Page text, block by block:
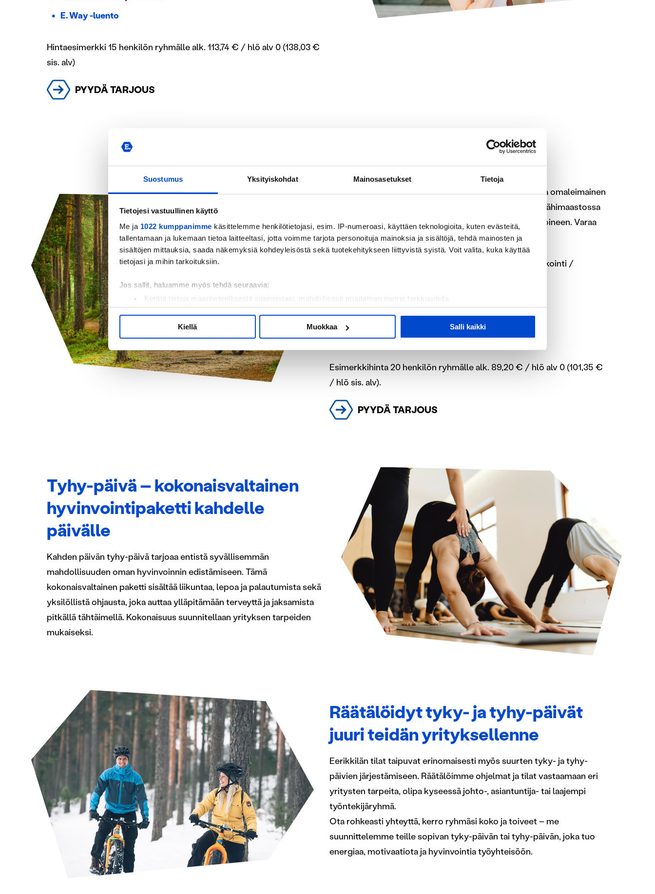
Suostumus Yksityiskohdat Mainosasetukset Tietoja
Tietojesi vastuullinen käyttö
Me ja 1022 kumppanimme käsittelemme henkilötietojasi, esim. IP-numeroasi, käyttäen teknologioita, kuten evästeitä,
tallentamaan ja lukemaan tietoa laitteeltasi, jotta voimme tarjota personoituja mainoksia ja sisältöjä, tehdä mainosten ja
sisältöjen mittauksia, saada näkemyksiä kohdeyleisöstä sekä tuotekehitykseen liittyvistä syistä. Voit valita, kuka käyttää
tietojasi ja mihin tarkoituksiin.
Jos sallit, haluamme myös tehdä seuraavia:
Kerätä tietoja maantieteellisestä sijainnistasi, mahdollisesti muutaman metrin tarkkuudella
Tunnistaa laitteesi skannaamalla sen ominaispiirteitä aktiivisesti (sormenjäljen muodostaminen)
Lue lisää siitä, miten henkilötietojasi käsitellään ja miten voit määrittää asetuksesi
. Voit muuttaa
suostumustasi tai peruuttaa sen milloin vain evästeilmoituksessa.
Käytämme evästeitä tarjoamamme sisällön ja mainosten räätälöimiseen, sosiaalisen median ominaisuuksien tukemiseen
ja kävijämäärämme analysoimiseen. Lisäksi jaamme sosiaalisen median, mainosalan ja analytiikka-alan
kumppaneillemme tietoja siitä, miten käytät sivustoamme. Kumppanimme voivat yhdistää näitä tietoja muihin tietoihin, joita
Kiellä Muokkaa Salli kaikki
E. Way -luento
Hintaesimerkki 15 henkilön ryhmälle alk. 113,74 € / hlö alv 0 (138,03 €
sis. alv)
PYYDÄ TARJOUS
Liikuntapäivä luonnossa
Eerikkilä sijaitsee Hämeen järviylängöllä, jonka kaunis ja omaleimainen
luonto tarjoaa upeat puitteet luonnossa liikkumiseen. Lähimaastossa
on useita ulkoilureittejä sekä kaksi hirsilaavua tulipaikkoineen. Varaa
nyt työporukalle rento liikuntapäivä luonnon ääressä.
Luontoliikunta valinnan mukaan 1,5 h: Fatbike / patikointi /
Klubi-lounas ja kahvitori
Tiimikisailu 1 h: E.Turnaus
Lempeä venyttely ja rentoutus 1 h
Esimerkkihinta 20 henkilön ryhmälle alk. 89,20 € / hlö alv 0 (101,35 €
/ hlö sis. alv).
PYYDÄ TARJOUS
Tyhy-päivä – kokonaisvaltainen
hyvinvointipaketti kahdelle
päivälle
Kahden päivän tyhy-päivä tarjoaa entistä syvällisemmän
mahdollisuuden oman hyvinvoinnin edistämiseen. Tämä
kokonaisvaltainen paketti sisältää liikuntaa, lepoa ja palautumista sekä
yksilöllistä ohjausta, joka auttaa ylläpitämään terveyttä ja jaksamista
pitkällä tähtäimellä. Kokonaisuus suunnitellaan yrityksen tarpeiden
mukaiseksi.
Räätälöidyt tyky- ja tyhy-päivät
juuri teidän yrityksellenne
Eerikkilän tilat taipuvat erinomaisesti myös suurten tyky- ja tyhy-
päivien järjestämiseen. Räätälöimme ohjelmat ja tilat vastaamaan eri
yritysten tarpeita, olipa kyseessä johto-, asiantuntija- tai laajempi
työntekijäryhmä.
Ota rohkeasti yhteyttä, kerro ryhmäsi koko ja toiveet – me
suunnittelemme teille sopivan tyky-päivän tai tyhy-päivän, joka tuo
energiaa, motivaatiota ja hyvinvointia työyhteisöön.